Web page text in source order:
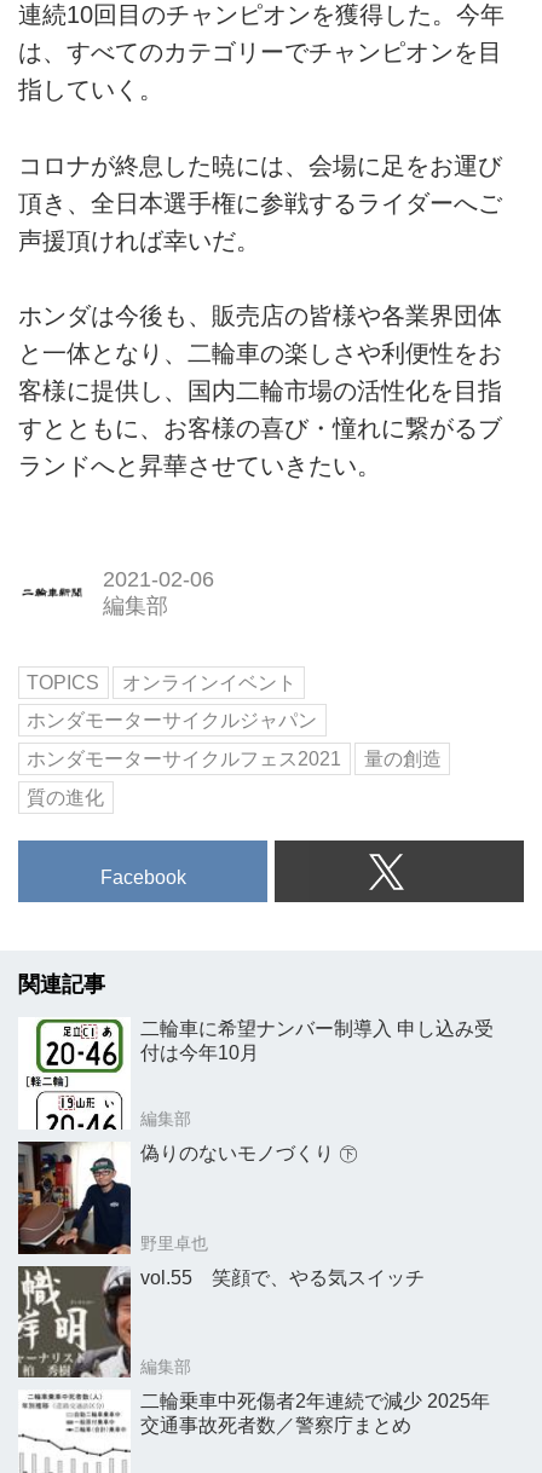
連続10回目のチャンピオンを獲得した。今年
は、すべてのカテゴリーでチャンピオンを目
指していく。
コロナが終息した暁には、会場に足をお運び
頂き、全日本選手権に参戦するライダーへご
声援頂ければ幸いだ。
ホンダは今後も、販売店の皆様や各業界団体
と一体となり、二輪車の楽しさや利便性をお
客様に提供し、国内二輪市場の活性化を目指
すとともに、お客様の喜び・憧れに繋がるブ
ランドへと昇華させていきたい。
2021-02-06
編集部
TOPICS
オンラインイベント
ホンダモーターサイクルジャパン
ホンダモーターサイクルフェス2021
量の創造
質の進化
Facebook
関連記事
二輪車に希望ナンバー制導入 申し込み受
付は今年10月
編集部
偽りのないモノづくり ㊦
野里卓也
vol.55 笑顔で、やる気スイッチ
編集部
二輪乗車中死傷者2年連続で減少 2025年
交通事故死者数／警察庁まとめ